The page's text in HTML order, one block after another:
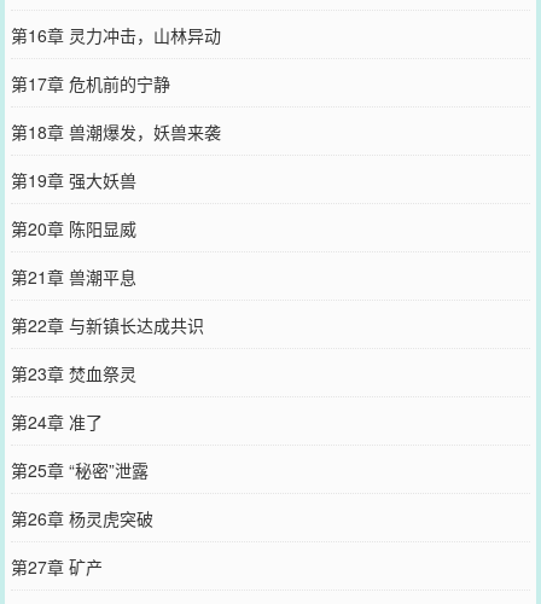
第16章 灵力冲击，山林异动
第17章 危机前的宁静
第18章 兽潮爆发，妖兽来袭
第19章 强大妖兽
第20章 陈阳显威
第21章 兽潮平息
第22章 与新镇长达成共识
第23章 焚血祭灵
第24章 准了
第25章 “秘密”泄露
第26章 杨灵虎突破
第27章 矿产